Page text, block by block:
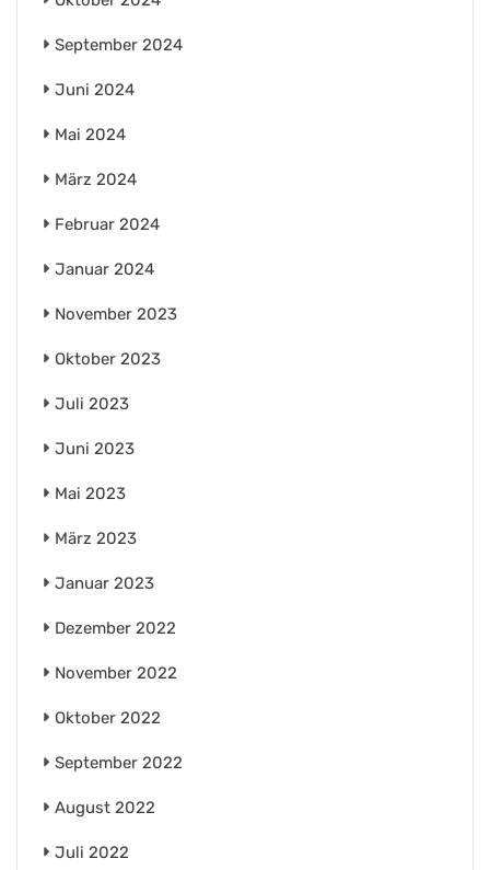
September 2024
Juni 2024
Mai 2024
März 2024
Februar 2024
Januar 2024
November 2023
Oktober 2023
Juli 2023
Juni 2023
Mai 2023
März 2023
Januar 2023
Dezember 2022
November 2022
Oktober 2022
September 2022
August 2022
Juli 2022